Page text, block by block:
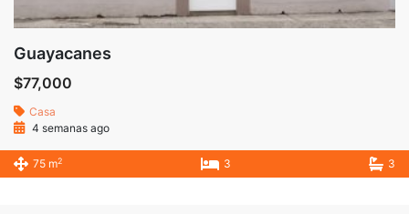
Guayacanes
$77,000
Casa
4 semanas ago
75 m2 3 3